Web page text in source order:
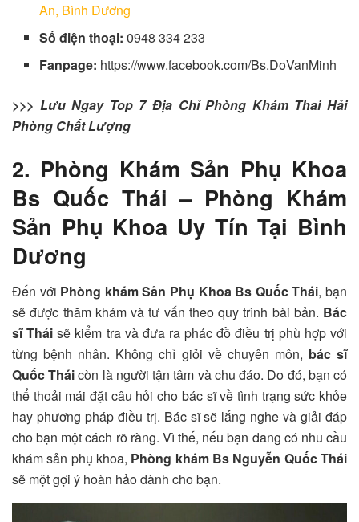
An, Bình Dương
Số điện thoại: 0948 334 233
Fanpage: https://www.facebook.com/Bs.DoVanMinh
>>> Lưu Ngay Top 7 Địa Chỉ Phòng Khám Thai Hải
Phòng Chất Lượng
2. Phòng Khám Sản Phụ Khoa
Bs Quốc Thái – Phòng Khám
Sản Phụ Khoa Uy Tín Tại Bình
Dương
Đến với Phòng khám Sản Phụ Khoa Bs Quốc Thái, bạn
sẽ được thăm khám và tư vấn theo quy trình bài bản. Bác
sĩ Thái sẽ kiểm tra và đưa ra phác đồ điều trị phù hợp với
từng bệnh nhân. Không chỉ giỏi về chuyên môn, bác sĩ
Quốc Tháicòn là người tận tâm và chu đáo. Do đó, bạn có
thể thoải mái đặt câu hỏi cho bác sĩ về tình trạng sức khỏe
hay phương pháp điều trị. Bác sĩ sẽ lắng nghe và giải đáp
cho bạn một cách rõ ràng. Vì thế, nếu bạn đang có nhu cầu
khám sản phụ khoa, Phòng khám Bs Nguyễn Quốc Thái
sẽ một gợi ý hoàn hảo dành cho bạn.